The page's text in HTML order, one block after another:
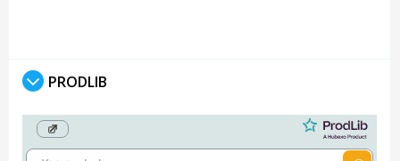
PRODLIB